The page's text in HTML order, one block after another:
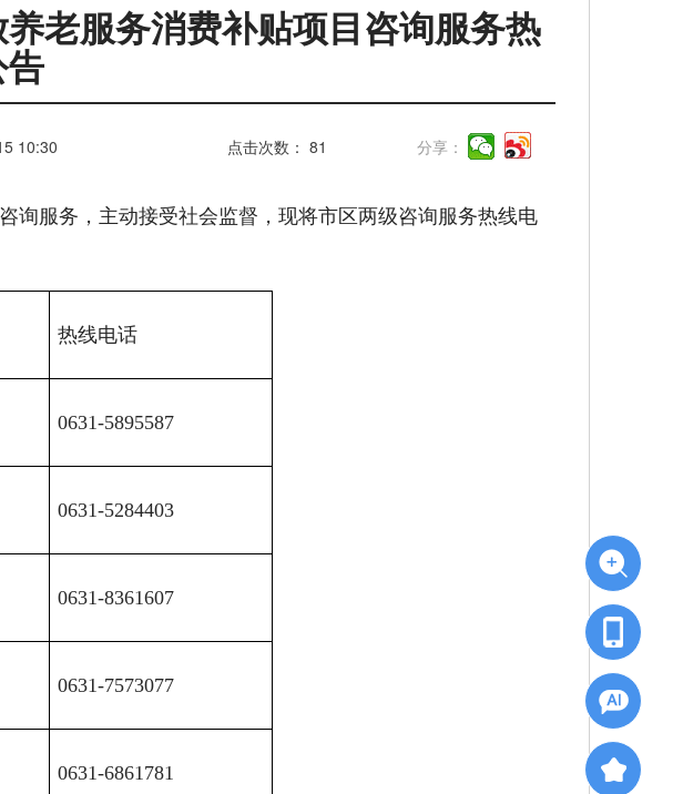
老服务消费补贴项目咨询服务热
10:30 点击次数：81 分享：
询服务，主动接受社会监督，现将市区两级咨询服务热线电
热线电话
0631-5895587
0631-5284403
0631-8361607
0631-7573077
0631-6861781